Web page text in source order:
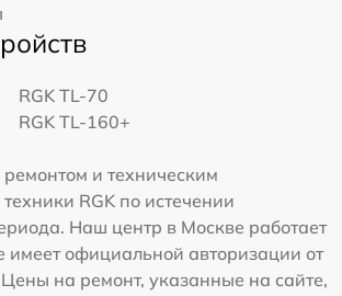
RGK TL-70
RGK TL-160+
и техническим
RGK по истечении
Наш центр в Москве работает
имеет официальной авторизации от
на ремонт, указанные на сайте,